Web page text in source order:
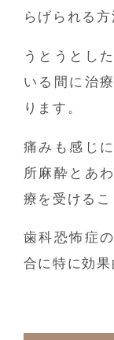
らげられる方
うとうとし
いる間に治
ります。
痛みも感じ
所麻酔とあ
療を受けるこ
歯科恐怖症
合に特に効果